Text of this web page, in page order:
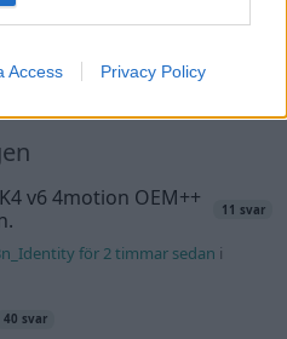
Access Privacy Policy
varor! Allt om
21:15 Allmänt
v6 4motion OEM++
11 svar
för 2 timmar sedan i
40 svar